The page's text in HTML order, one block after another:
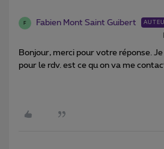
F Fabien Mont Saint Guibert
Bonjour, merci pour votre réponse.
pour le rdv. est ce qu on va me